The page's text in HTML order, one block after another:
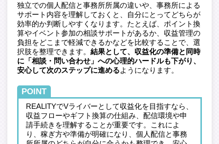
独立での個人配信と事務所所属の違いや、事務所による
サポート内容を理解しておくと、自分にとってどちらが
効率的か判断しやすくなります。たとえば、ポイント換
算やイベント参加の相談サポートがあるか、収益管理の
負担をどこまで軽減できるかなどを比較することで、選
択肢を整理できます。 結果として、収益化の準備と同時
に「相談・問い合わせ」への心理的ハードルも下がり、
安心して次のステップに進めるようになります。
POINT
REALITYでVライバーとして収益化を目指すなら、
収益フローやギフト換算の仕組み、配信環境や申
請手続きを理解することが重要です。これによ
り、稼ぎ方や準備が明確になり、個人配信と事務